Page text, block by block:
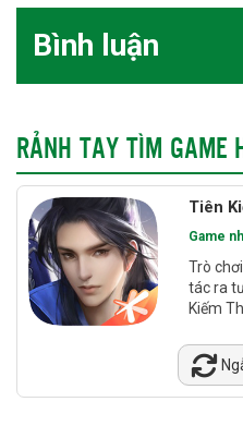
Bình luận
RẢNH TAY TÌM GAME
Tiên
Game
Trò
tác ra
Kiếm